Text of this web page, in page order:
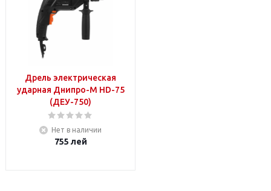
Дрель электрическая
ударная Днипро-М HD-75
(ДЕУ-750)
Нет в наличии
755 лей